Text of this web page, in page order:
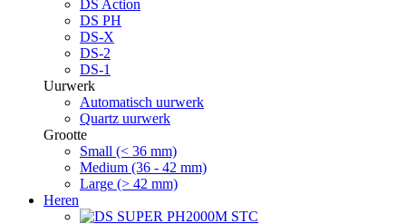
DS Action
DS PH
DS-X
DS-2
DS-1
Uurwerk
Automatisch uurwerk
Quartz uurwerk
Grootte
Small (< 36 mm)
Medium (36 - 42 mm)
Large (> 42 mm)
Heren